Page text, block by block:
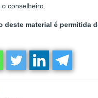
conselheiro.
deste material é permitida